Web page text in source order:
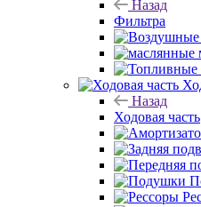
Назад
Фильтра
Назад
Ходовая часть